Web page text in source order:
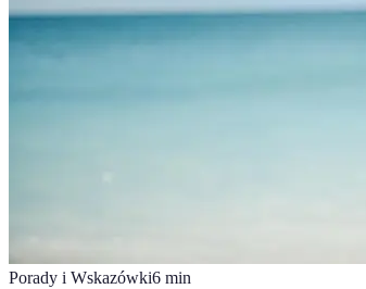
Porady i Wskazówki6 min